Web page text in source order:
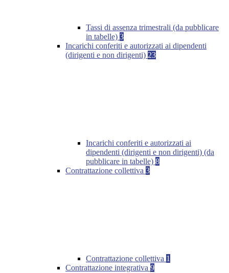
Tassi di assenza trimestrali (da pubblicare
in tabelle) 3
Incarichi conferiti e autorizzati ai dipendenti
(dirigenti e non dirigenti) 23
Incarichi conferiti e autorizzati ai
dipendenti (dirigenti e non dirigenti) (da
pubblicare in tabelle) 8
Contrattazione collettiva 3
Contrattazione collettiva 1
Contrattazione integrativa 9